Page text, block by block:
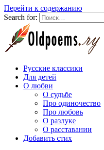
Перейти к содержанию
Search for:
Русские классики
Для детей
О любви
О судьбе
Про одиночество
Про любовь
О разлуке
О расставании
Добавить стих